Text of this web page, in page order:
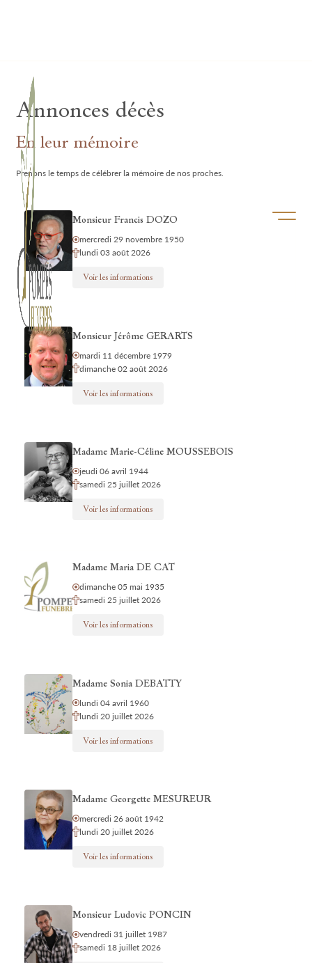
Ouvrir/
Annonces décès
En leur mémoire
Prenons le temps de célébrer la mémoire de nos proches.
Monsieur Francis DOZO
mercredi 29 novembre 1950
lundi 03 août 2026
Voir les informations
Monsieur Jérôme GERARTS
mardi 11 décembre 1979
dimanche 02 août 2026
Voir les informations
Madame Marie-Céline MOUSSEBOIS
jeudi 06 avril 1944
samedi 25 juillet 2026
Voir les informations
Madame Maria DE CAT
dimanche 05 mai 1935
samedi 25 juillet 2026
Voir les informations
Madame Sonia DEBATTY
lundi 04 avril 1960
lundi 20 juillet 2026
Voir les informations
Madame Georgette MESUREUR
mercredi 26 août 1942
lundi 20 juillet 2026
Voir les informations
Monsieur Ludovic PONCIN
vendredi 31 juillet 1987
samedi 18 juillet 2026